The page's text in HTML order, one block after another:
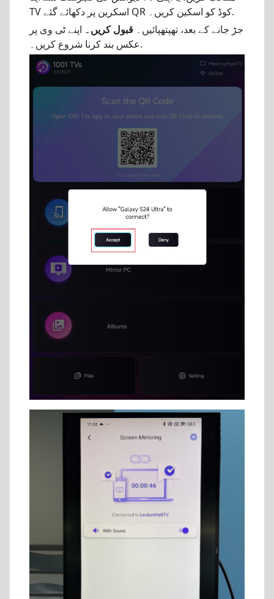
TV اسکرین پر دکھائے گئے QR کوڈ کو اسکین کریں۔.
جڑ جانے کے بعد، تھپتھپائیں۔ قبول کریں۔ اپنے ٹی وی پر
عکس بند کرنا شروع کریں۔.